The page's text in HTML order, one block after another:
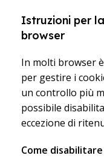
Istruzioni per
browser
In molti browser
per gestire i
un controllo più
possibile
eccezione di
Come